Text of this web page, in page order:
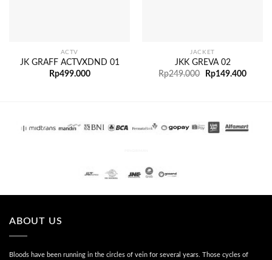
ACTV
JK GRAFF ACTVXDND 01
Rp499.000
JACKET
JKK GREVA 02
Rp249.000 Rp149.400
ABOUT US
Bloods have been running in the circles of vein for several years. Those cycles of